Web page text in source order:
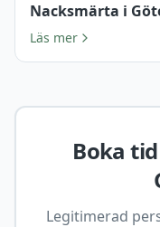
Nacksmärta i
Läs mer
Boka
Legitimerad